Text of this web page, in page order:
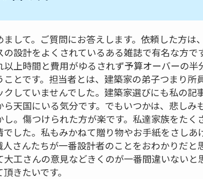
して。ご質問にお答えします。依頼した方は
の設計をよくされているある雑誌で有名な方
以上時間と費用がゆるされず予算オーバーの
とです。担当者とは、建築家の弟子つまり所
していませんでした。建築家選びにも私の記
天国にいる気分です。でもいつかは、悲し
し。傷つけられた方が楽です。私達家族をた
でした。私もみかねて贈り物やお手紙をさし
人さんたちが一番設計者のことをおわかりだ
大工さんの意見などきくのが一番間違いない
きたいです。